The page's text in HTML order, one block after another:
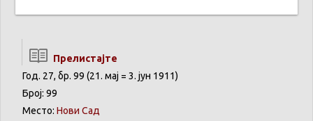
Прелистајте
Год. 27, бр. 99 (21. мај = 3. јун 1911)
Број: 99
Место: Нови Сад